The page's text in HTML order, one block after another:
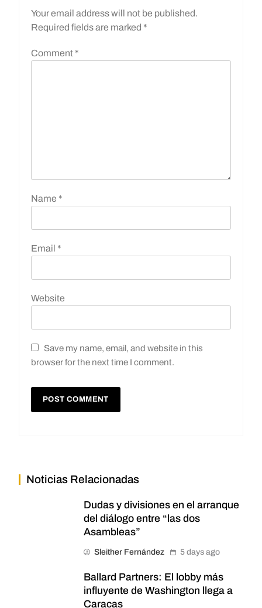
Your email address will not be published.
Required fields are marked *
Comment *
Name *
Email *
Website
Save my name, email, and website in this
browser for the next time I comment.
Noticias Relacionadas
Dudas y divisiones en el arranque
del diálogo entre “las dos
Asambleas”
Sleither Fernández 5 days ago
Ballard Partners: El lobby más
influyente de Washington llega a
Caracas